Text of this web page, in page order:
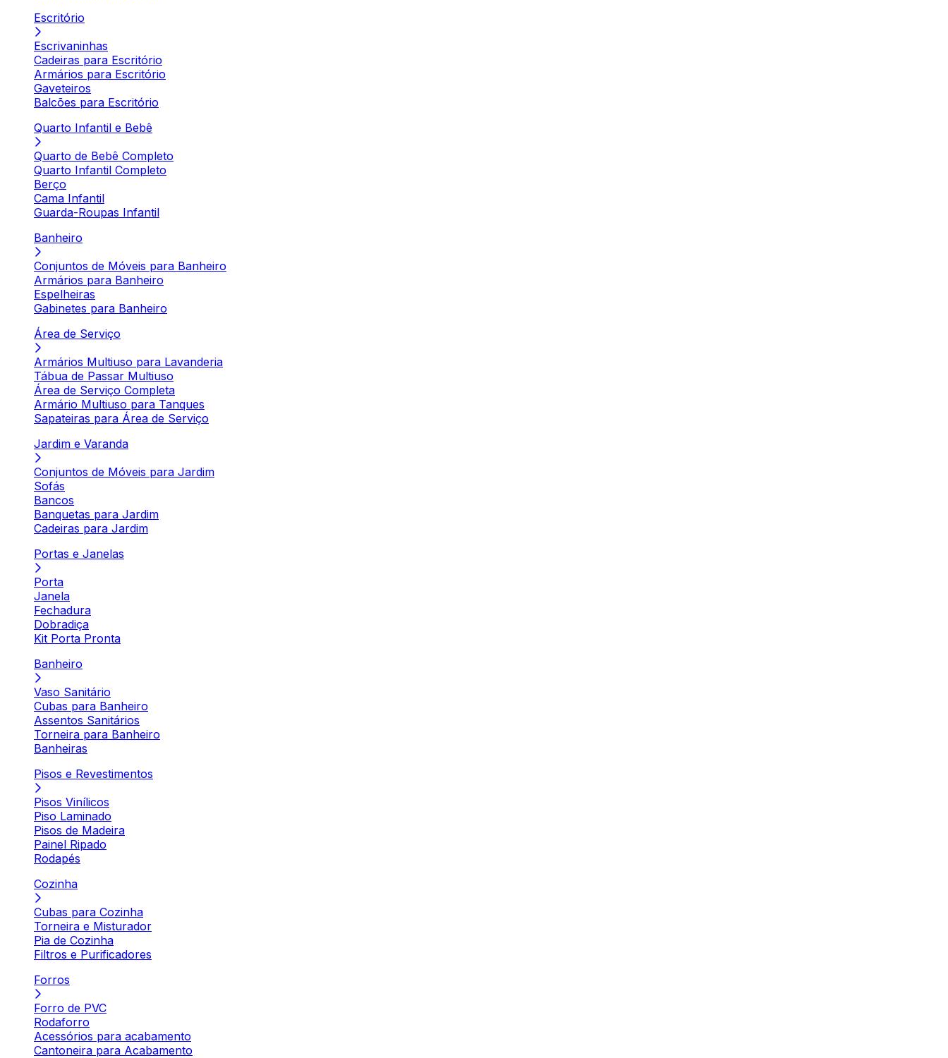
Escritório
Escrivaninhas
Cadeiras para Escritório
Armários para Escritório
Gaveteiros
Balcões para Escritório
Quarto Infantil e Bebê
Quarto de Bebê Completo
Quarto Infantil Completo
Berço
Cama Infantil
Guarda-Roupas Infantil
Banheiro
Conjuntos de Móveis para Banheiro
Armários para Banheiro
Espelheiras
Gabinetes para Banheiro
Área de Serviço
Armários Multiuso para Lavanderia
Tábua de Passar Multiuso
Área de Serviço Completa
Armário Multiuso para Tanques
Sapateiras para Área de Serviço
Jardim e Varanda
Conjuntos de Móveis para Jardim
Sofás
Bancos
Banquetas para Jardim
Cadeiras para Jardim
Portas e Janelas
Porta
Janela
Fechadura
Dobradiça
Kit Porta Pronta
Banheiro
Vaso Sanitário
Cubas para Banheiro
Assentos Sanitários
Torneira para Banheiro
Banheiras
Pisos e Revestimentos
Pisos Vinílicos
Piso Laminado
Pisos de Madeira
Painel Ripado
Rodapés
Cozinha
Cubas para Cozinha
Torneira e Misturador
Pia de Cozinha
Filtros e Purificadores
Forros
Forro de PVC
Rodaforro
Acessórios para acabamento
Cantoneira para Acabamento